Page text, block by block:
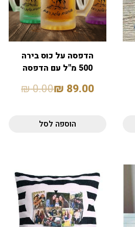
הדפסה על כוס בירה
500 מ"ל עם הדפסה
89.00
₪
0.00
₪
הוספה לסל